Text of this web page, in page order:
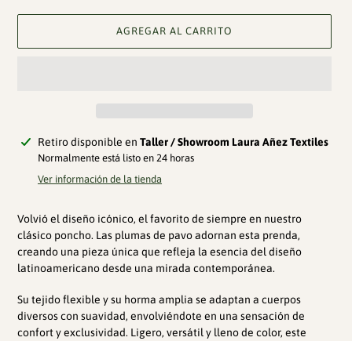
AGREGAR AL CARRITO
Agregando
producto
carrito
de
compra
Retiro disponible en Taller / Showroom Laura Añez Textiles
Normalmente está listo en 24 horas
Ver información de la tienda
Volvió el diseño icónico, el favorito de siempre en nuestro
clásico poncho. Las plumas de pavo adornan esta prenda,
creando una pieza única que refleja la esencia del diseño
latinoamericano desde una mirada contemporánea.
Su tejido flexible y su horma amplia se adaptan a cuerpos
diversos con suavidad, envolviéndote en una sensación de
confort y exclusividad. Ligero, versátil y lleno de color, este